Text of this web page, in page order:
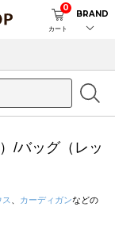
カート
0
BRAND
/バッグ（レッ
カーディガンなどの